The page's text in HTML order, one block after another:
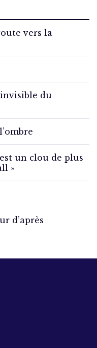
vers la
du
un clou de plus
»
d’après